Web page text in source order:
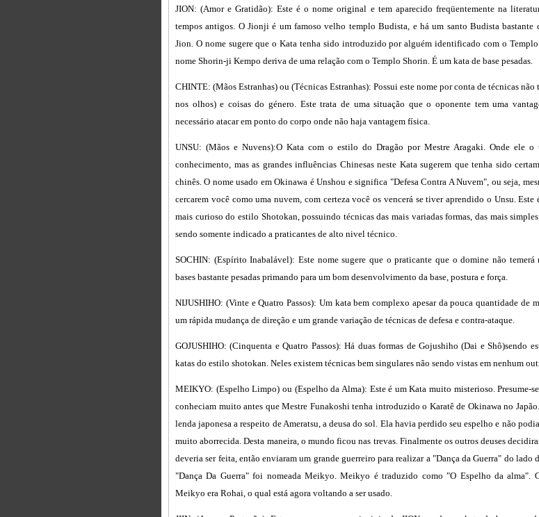
JION: (Amor e Gratidão): Este é o nome original e tem aparecido freqüentemente na
tempos antigos. O Jionji é um famoso velho templo Budista, e há um santo Budista bastante
Jion. O nome sugere que o Kata tenha sido introduzido por alguém identificado com o
nome Shorin-ji Kempo deriva de uma relação com o Templo Shorin. É um kata de base pesadas.
CHINTE: (Mãos Estranhas) ou (Técnicas Estranhas): Possui este nome por conta de técnicas não
nos olhos) e coisas do género. Este trata de uma situação que o oponente tem uma
necessário atacar em ponto do corpo onde não haja vantagem física.
UNSU: (Mãos e Nuvens):O Kata com o estilo do Dragão por Mestre Aragaki. Onde ele o
conhecimento, mas as grandes influências Chinesas neste Kata sugerem que tenha sido
chinês. O nome usado em Okinawa é Unshou e significa "Defesa Contra A Nuvem", ou seja,
cercarem você como uma nuvem, com certeza você os vencerá se tiver aprendido o Unsu. Este
mais curioso do estilo Shotokan, possuindo técnicas das mais variadas formas, das mais
sendo somente indicado a praticantes de alto nivel técnico.
SOCHIN: (Espírito Inabalável): Este nome sugere que o praticante que o domine não temerá
bases bastante pesadas primando para um bom desenvolvimento da base, postura e força.
NIJUSHIHO: (Vinte e Quatro Passos): Um kata bem complexo apesar da pouca quantidade de
um rápida mudança de direção e um grande variação de técnicas de defesa e contra-ataque.
GOJUSHIHO: (Cinquenta e Quatro Passos): Há duas formas de Gojushiho (Dai e Shô)sendo
katas do estilo shotokan. Neles existem técnicas bem singulares não sendo vistas em nenhum
MEIKYO: (Espelho Limpo) ou (Espelho da Alma): Este é um Kata muito misterioso. Presume-
conheciam muito antes que Mestre Funakoshi tenha introduzido o Karatê de Okinawa no
lenda japonesa a respeito de Ameratsu, a deusa do sol. Ela havia perdido seu espelho e não
muito aborrecida. Desta maneira, o mundo ficou nas trevas. Finalmente os outros deuses
deveria ser feita, então enviaram um grande guerreiro para realizar a "Dança da Guerra" do lado
"Dança Da Guerra" foi nomeada Meikyo. Meikyo é traduzido como "O Espelho da alma".
Meikyo era Rohai, o qual está agora voltando a ser usado.